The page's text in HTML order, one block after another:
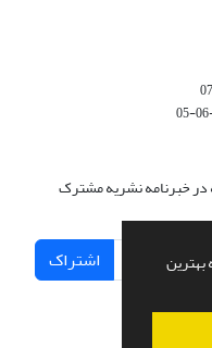
بهترین
در خبرنامه نشریه مشترک
اشتراک